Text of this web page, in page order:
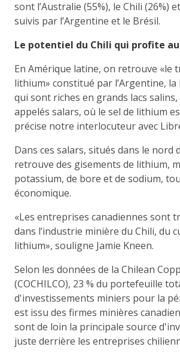
sont l’Australie (55%), le Chili (26%)
suivis par l’Argentine et le Brésil.
Le potentiel du Chili qui profite au
En Amérique latine, on retrouve «le
lithium» constitué par l’Argentine, la
qui sont riches en grands lacs
appelés salars, où le sel de lithium
précise notre interlocuteur avec
Dans ces salars, situés dans le nord
retrouve des gisements de lithium,
potassium, de bore et de sodium,
économique.
«Les entreprises canadiennes sont
dans l’industrie minière du Chili, du
lithium», souligne Jamie Kneen.
Selon les données de la Chilean
(COCHILCO), 23 % du portefeuille
d'investissements miniers pour la
est issu des firmes minières
sont de loin la principale source
juste derrière les entreprises